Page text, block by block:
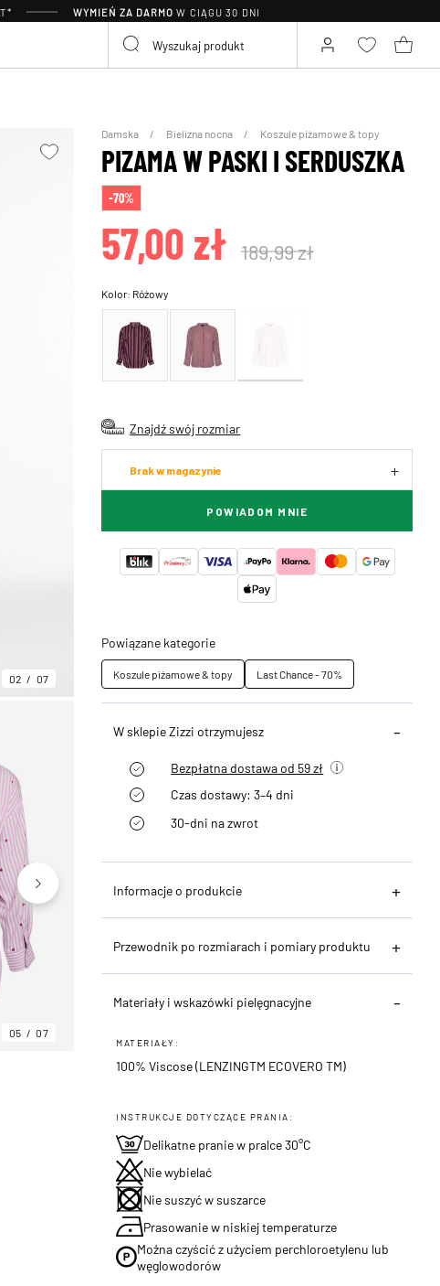
WYMIEŃ ZA DARMO W CIĄGU 30 DNI
02 07
05 07
Damska Bielizna nocna Koszule piżamowe & topy
PIZAMA W PASKI I SERDUSZKA
-70%
57,00 zł 189,99 zł
Kolor: Różowy
Znajdź swój rozmiar
Brak w magazynie
POWIADOM MNIE
Powiązane kategorie
Koszule piżamowe & topy Last Chance - 70%
W sklepie Zizzi otrzymujesz
Bezpłatna dostawa od 59 zł
Czas dostawy: 3–4 dni
30-dni na zwrot
Informacje o produkcie
Przewodnik po rozmiarach i pomiary produktu
Materiały i wskazówki pielęgnacyjne
MATERIAŁY:
100% Viscose (LENZINGTM ECOVERO TM)
INSTRUKCJE DOTYCZĄCE PRANIA:
Delikatne pranie w pralce 30°C
Nie wybielać
Nie suszyć w suszarce
Prasowanie w niskiej temperaturze
Można czyścić z użyciem perchloroetylenu lub
węglowodorów